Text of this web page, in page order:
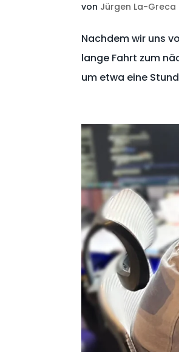
von Jürgen La-Greca
Nachdem wir uns
lange Fahrt zum
um etwa eine